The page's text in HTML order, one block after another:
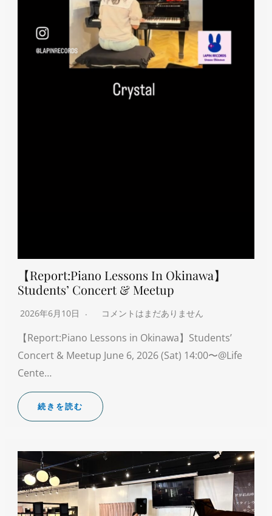
【Report:Piano Lessons In Okinawa】
Students’ Concert & Meetup
2026年6月10日 コメントはまだありません
【Report:Piano Lessons in Okinawa】Students’
Concert & Meetup June 6, 2026 (Sat) 14:00〜@Life
Cente…
続きを読む